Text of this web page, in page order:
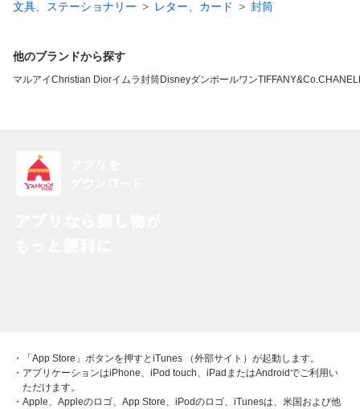
文具、ステーショナリー
レター、カード 封筒
他のブランドから探す
マルアイChristian Diorイムラ封筒DisneyダンボールワンTIFFANY&Co.CHANEL
・「App Store」ボタンを押すとiTunes （外部サイト）が起動します。
・アプリケーションはiPhone、iPod touch、iPadまたはAndroidでご利用い
ただけます。
・Apple、Appleのロゴ、App Store、iPodのロゴ、iTunesは、米国および他